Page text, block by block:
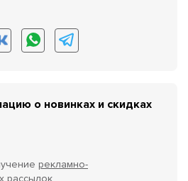
о новинках и скидках
рекламно-